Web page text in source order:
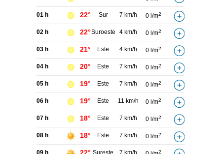
01 h 22° Sur 7 km/h 0 l/m2
02 h 22°Suroeste 4 km/h 0 l/m2
03 h 21° Este 4 km/h 0 l/m2
04 h 20° Este 7 km/h 0 l/m2
05 h 19° Este 7 km/h 0 l/m2
06 h 19° Este 11 km/h 0 l/m2
07 h 18° Este 7 km/h 0 l/m2
08 h 18° Este 7 km/h 0 l/m2
2